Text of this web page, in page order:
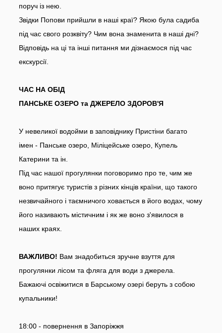
поруч із нею.
Звідки Попови прийшли в наші краї? Якою була садиба
під час свого розквіту? Чим вона знаменита в наші дні?
Відповідь на ці та інші питання ми дізнаємося під час
екскурсії.
ЧАС НА ОБІД
ПАНСЬКЕ ОЗЕРО та ДЖЕРЕЛО ЗДОРОВ'Я
У невеликої водойми в заповіднику Пристіни багато
імен - Панське озеро, Міліцейське озеро, Купель
Катерини та ін.
Під час нашої прогулянки поговоримо про те, чим же
воно притягує туристів з різних кінців країни, що такого
незвичайного і таємничого ховається в його водах, чому
його називають містичним і як же воно з'явилося в
наших краях.
ВАЖЛИВО! Вам знадобиться зручне взуття для
прогулянки лісом та фляга для води з джерела.
Бажаючі освіжитися в Барському озері беруть з собою
купальники!
18:00 - повернення в Запоріжжя